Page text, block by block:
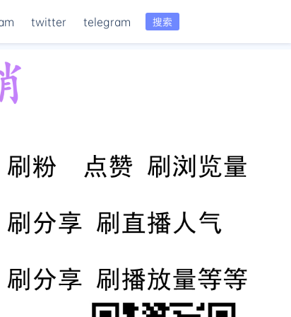
搜索
twitter telegram